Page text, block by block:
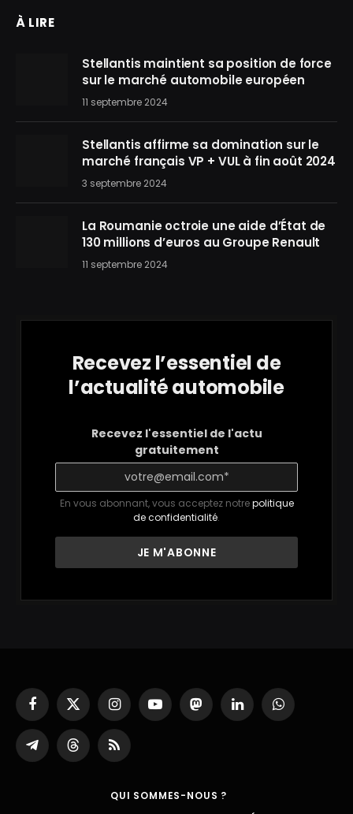
À LIRE
Stellantis maintient sa position de force
sur le marché automobile européen
11 septembre 2024
Stellantis affirme sa domination sur le
marché français VP + VUL à fin août 2024
3 septembre 2024
La Roumanie octroie une aide d’État de
130 millions d’euros au Groupe Renault
11 septembre 2024
Recevez l’essentiel de
l’actualité automobile
Recevez l'essentiel de l'actu
gratuitement
En vous abonnant, vous acceptez notrepolitique
de confidentialité.
Facebook
X
(Twitter)
InstagramYouTubeMastodonLinkedInWhatsApp
Partager
sur
ThreadsRSS
QUI SOMMES-NOUS ?